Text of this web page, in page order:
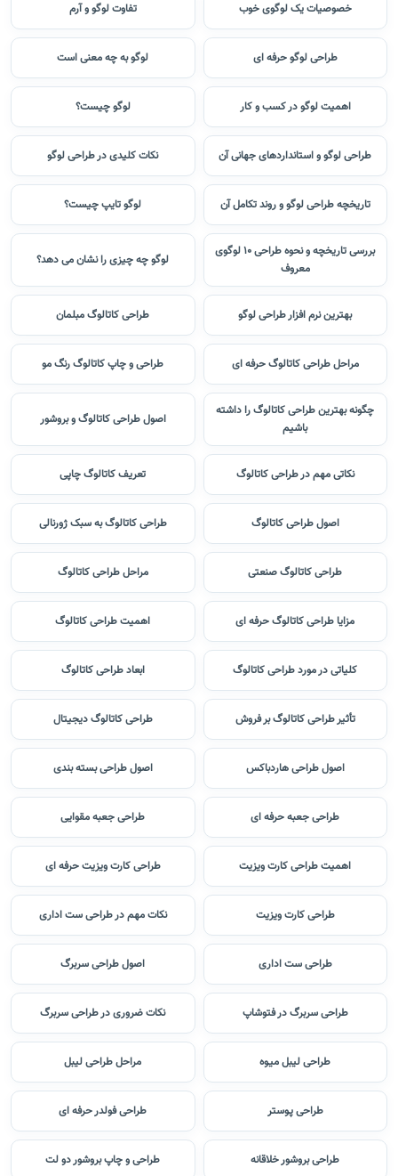
خصوصیات یک لوگوی خوب تفاوت لوگو و آرم
طراحی لوگو حرفه ای لوگو به چه معنی است
اهمیت لوگو در کسب و کار لوگو چیست؟
طراحی لوگو و استانداردهای جهانی آن نکات کلیدی در طراحی لوگو
تاریخچه طراحی لوگو و روند تکامل آن لوگو تایپ چیست؟
بررسی تاریخچه و نحوه طراحی 10 لوگوی
معروف
لوگو چه چیزی را نشان می دهد؟
بهترین نرم افزار طراحی لوگو طراحی کاتالوگ مبلمان
مراحل طراحی کاتالوگ حرفه ای طراحی و چاپ کاتالوگ رنگ مو
چگونه بهترین طراحی کاتالوگ را داشته
باشیم
اصول طراحی کاتالوگ و بروشور
نکاتی مهم در طراحی کاتالوگ تعریف کاتالوگ چاپی
اصول طراحی کاتالوگ طراحی کاتالوگ به سبک ژورنالی
طراحی کاتالوگ صنعتی مراحل طراحی کاتالوگ
مزایا طراحی کاتالوگ حرفه ای اهمیت طراحی کاتالوگ
کلیاتی در مورد طراحی کاتالوگ ابعاد طراحی کاتالوگ
تأثیر طراحی کاتالوگ بر فروش طراحی کاتالوگ دیجیتال
اصول طراحی هاردباکس اصول طراحی بسته بندی
طراحی جعبه حرفه ای طراحی جعبه مقوایی
اهمیت طراحی کارت ویزیت طراحی کارت ویزیت حرفه ای
طراحی کارت ویزیت نکات مهم در طراحی ست اداری
طراحی ست اداری اصول طراحی سربرگ
طراحی سربرگ در فتوشاپ نکات ضروری در طراحی سربرگ
طراحی لیبل میوه مراحل طراحی لیبل
طراحی پوستر طراحی فولدر حرفه ای
طراحی بروشور خلاقانه طراحی و چاپ بروشور دو لت